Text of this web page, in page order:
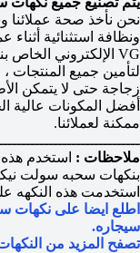
نحن نأخذ صحة
ونظافة استثنائية
لتأمين جميع المنتجات
زجاجة حتى لا يتمكن
أفضل المكونات عالية
ممكنة لعملائنا.
ملاحظات : استخدم
بنكهات سحبه سولت
استخدمت هذه النكهه
اطلع ايضا على نكهات
سيجاره.
تصفح المزيد من